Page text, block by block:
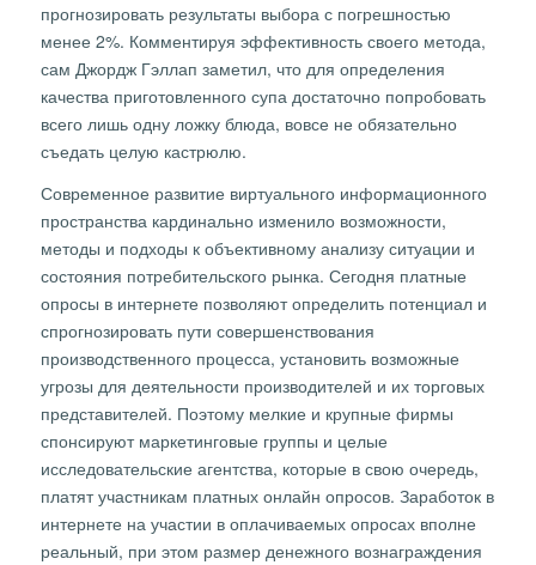
прогнозировать результаты выбора с погрешностью
менее 2%. Комментируя эффективность своего метода,
сам Джордж Гэллап заметил, что для определения
качества приготовленного супа достаточно попробовать
всего лишь одну ложку блюда, вовсе не обязательно
съедать целую кастрюлю.
Современное развитие виртуального информационного
пространства кардинально изменило возможности,
методы и подходы к объективному анализу ситуации и
состояния потребительского рынка. Сегодня платные
опросы в интернете позволяют определить потенциал и
спрогнозировать пути совершенствования
производственного процесса, установить возможные
угрозы для деятельности производителей и их торговых
представителей. Поэтому мелкие и крупные фирмы
спонсируют маркетинговые группы и целые
исследовательские агентства, которые в свою очередь,
платят участникам платных онлайн опросов. Заработок в
интернете на участии в оплачиваемых опросах вполне
реальный, при этом размер денежного вознаграждения